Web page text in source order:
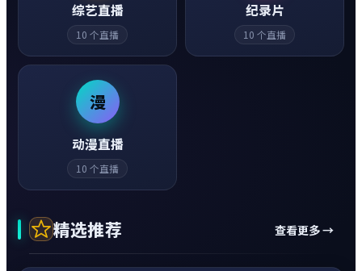
综艺直播
10 个直播
纪录片
10 个直播
漫
动漫直播
10 个直播
精选推荐 查看更多 →
动作